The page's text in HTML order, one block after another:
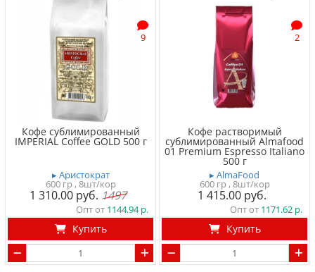
9
Кофе сублимированный
IMPERIAL Coffee GOLD 500 г
▸ Аристократ
600 гр , 8шт/кор
1 310.00 1497
Опт от 1144.94
Купить
2
Кофе растворимый
сублимированный Almafood
01 Premium Espresso Italiano
500 г
▸ AlmaFood
600 гр , 8шт/кор
1 415.00
Опт от 1171.62
Купить